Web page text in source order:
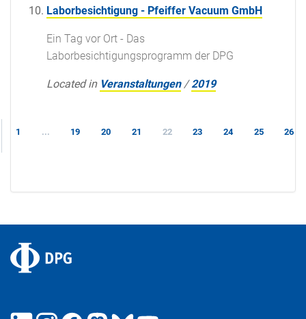
Laborbesichtigung - Pfeiffer Vacuum GmbH
Ein Tag vor Ort - Das
Laborbesichtigungsprogramm der DPG
Located in Veranstaltungen /2019
1 ... 19 20 21 22 23 24 25 26